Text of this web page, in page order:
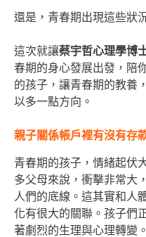
還是，青春期出現這些狀
這次就讓蔡宇哲心理學博
春期的身心發展出發，陪
的孩子，讓青春期的教養
以多一點方向。
親子關係帳戶裡有沒有存
青春期的孩子，情緒起伏
多父母來說，衝擊非常大
人們的底線。這其實和人
化有很大的關聯。孩子們
著劇烈的生理與心理轉變。